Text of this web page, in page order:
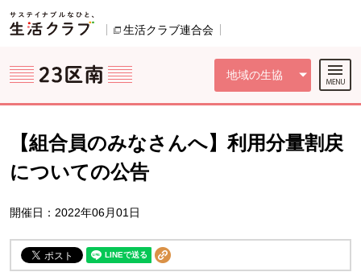
ページの先頭です。
生活クラブ連合会
地域の生協
ここからサイト内共通メニューです。
サイト内共通メニューをスキップする
サイト内共通メニューここまで。
【組合員のみなさんへ】利用分量割戻
についての公告
開催日：2022年06月01日